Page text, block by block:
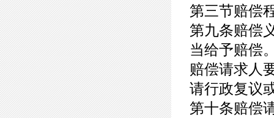
第三节赔偿
第九条赔偿
当给予赔偿
赔偿请求人
请行政复议
第十条赔偿